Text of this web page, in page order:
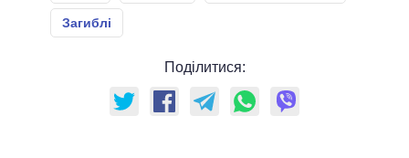
Загиблі
Поділитися: